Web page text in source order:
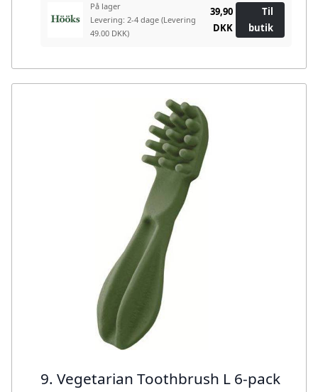
På lager
Levering: 2-4 dage (Levering
49.00 DKK)
39,90
DKK
Til
butik
9. Vegetarian Toothbrush L 6-pack